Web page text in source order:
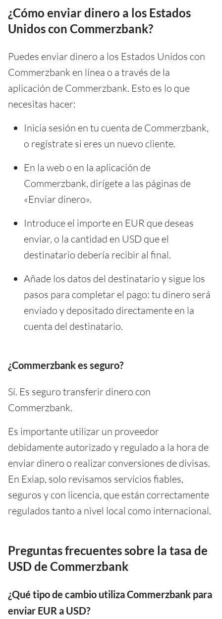
¿Cómo enviar dinero a los Estados
Unidos con Commerzbank?
Puedes enviar dinero a los Estados Unidos con
Commerzbank en línea o a través de la
aplicación de Commerzbank. Esto es lo que
necesitas hacer:
Inicia sesión en tu cuenta de Commerzbank,
o regístrate si eres un nuevo cliente.
En la web o en la aplicación de
Commerzbank, dirígete a las páginas de
«Enviar dinero».
Introduce el importe en EUR que deseas
enviar, o la cantidad en USD que el
destinatario debería recibir al final.
Añade los datos del destinatario y sigue los
pasos para completar el pago: tu dinero será
enviado y depositado directamente en la
cuenta del destinatario.
¿Commerzbank es seguro?
Sí. Es seguro transferir dinero con
Commerzbank.
Es importante utilizar un proveedor
debidamente autorizado y regulado a la hora de
enviar dinero o realizar conversiones de divisas.
En Exiap, solo revisamos servicios fiables,
seguros y con licencia, que están correctamente
regulados tanto a nivel local como internacional.
Preguntas frecuentes sobre la tasa de
USD de Commerzbank
¿Qué tipo de cambio utiliza Commerzbank para
enviar EUR a USD?